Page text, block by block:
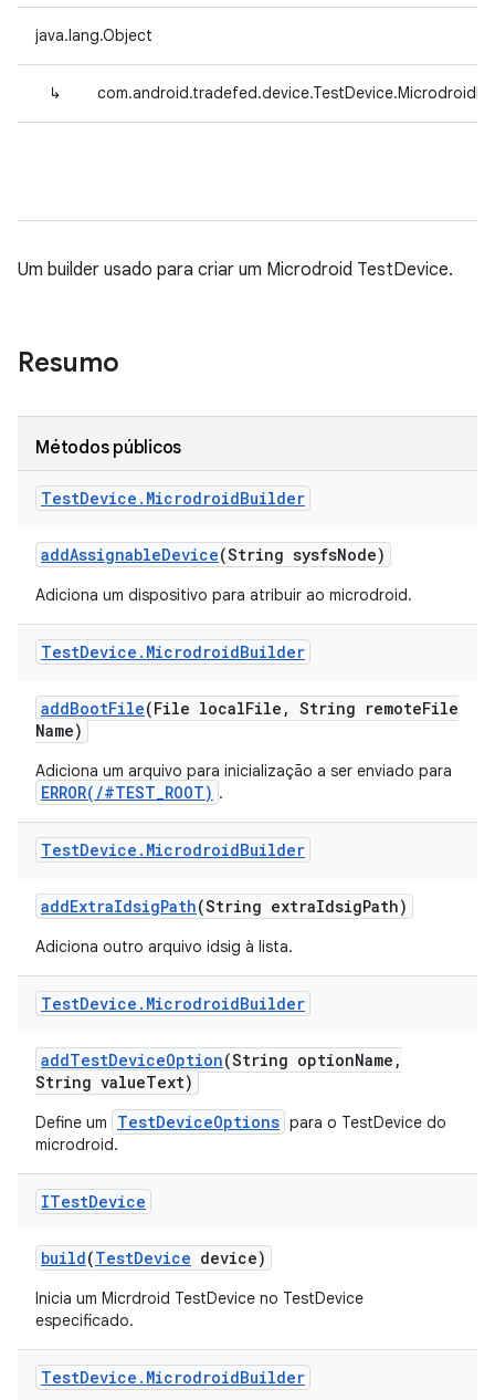
java.lang.Object
↳
Um builder usado para criar um Microdroid TestDevice.
Resumo
Métodos públicos
TestDevice . MicrodroidBuilder
addAssignableDevice(String sysfsNode)
Adiciona um dispositivo para atribuir ao microdroid.
TestDevice . MicrodroidBuilder
addBootFile(File localFile , String remoteFile
Name)
Adiciona um arquivo para inicialização a ser enviado para
ERROR(/#TEST_ROOT) .
TestDevice . MicrodroidBuilder
addExtraIdsigPath(String extraIdsigPath)
Adiciona outro arquivo idsig à lista.
TestDevice . MicrodroidBuilder
addTestDeviceOption(String optionName ,
String valueText)
Define um TestDeviceOptions para o TestDevice do
microdroid.
ITestDevice
build(TestDevice device)
Inicia um Micrdroid TestDevice no TestDevice
especificado.
TestDevice . MicrodroidBuilder